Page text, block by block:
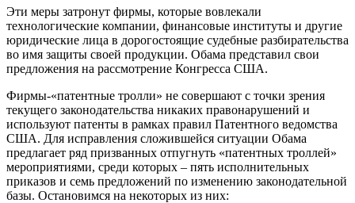
Эти меры затронут фирмы, которые вовлекали
технологические компании, финансовые институты и другие
юридические лица в дорогостоящие судебные разбирательства
во имя защиты своей продукции. Обама представил свои
предложения на рассмотрение Конгресса США.
Фирмы-«патентные тролли» не совершают с точки зрения
текущего законодательства никаких правонарушений и
используют патенты в рамках правил Патентного ведомства
США. Для исправления сложившейся ситуации Обама
предлагает ряд призванных отпугнуть «патентных троллей»
мероприятиями, среди которых – пять исполнительных
приказов и семь предложений по изменению законодательной
базы. Остановимся на некоторых из них: